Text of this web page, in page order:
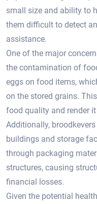
small size and ability to
them difficult to detect
assistance.​
One of the major
the contamination of
eggs on food items,
on the stored grains.​
food quality and render
Additionally,
buildings and storage
through packaging
structures, causing
financial losses.​
Given the potential